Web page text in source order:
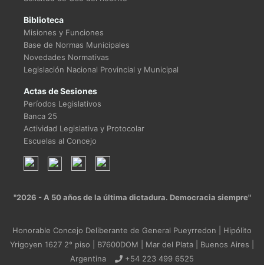
Biblioteca
Misiones y Funciones
Base de Normas Municipales
Novedades Normativas
Legislación Nacional Provincial y Municipal
Actas de Sesiones
Períodos Legislativos
Banca 25
Actividad Legislativa y Protocolar
Escuelas al Concejo
"2026 - A 50 años de la última dictadura. Democracia siempre"
Honorable Concejo Deliberante de General Pueyrredon | Hipólito
Yrigoyen 1627 2° piso | B7600DOM | Mar del Plata | Buenos Aires |
Argentina
+54 223 499 6525